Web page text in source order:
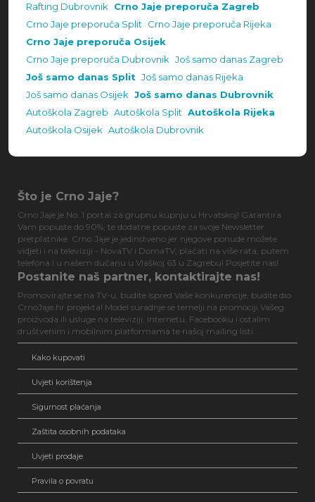
Rafting Dubrovnik Crno Jaje preporuča Zagreb
Crno Jaje preporuča Split Crno Jaje preporuča Rijeka
Crno Jaje preporuča Osijek
Crno Jaje preporuča Dubrovnik Još samo danas Zagreb
Još samo danas Split Još samo danas Rijeka
Još samo danas Osijek Još samo danas Dubrovnik
Autoškola Zagreb Autoškola Split Autoškola Rijeka
Autoškola Osijek Autoškola Dubrovnik
Što je Crno Jaje?
Crno Jaje je No. 1 portal za grupnu kupnju u Hrvatskoj! Garantira
Vam popuste do 90%, te dodatne popuste za svoje Newsletter
pretplatnike. Crno Jaje je jedinstveno jer njegove ponude možete
vidjeti i na televiziji - NovaTV i DomaTV, plaćati na više rata, putem
telefona i u našem dućanu u Vlaškoj 63 u Zagrebu! Posjetite nas!
Postanite naš partner, kontaktirajte nas!
Promovirajte se na TV-u, budite ispred Vaše konkurencije, budite dio
CrnoJaje.hr projekta! Model suradnje se temelji na promociji Vašeg
proizvoda ili usluge na televiziji, internetu, Facebooku i ostalim
društvenim i mobilnim platformama te našoj mailing listi...
Kako kupovati
Uvjeti korištenja
Sigurnost plaćanja
Zaštita osobnih podataka
Uvjeti prodaje
Pravila o povratu